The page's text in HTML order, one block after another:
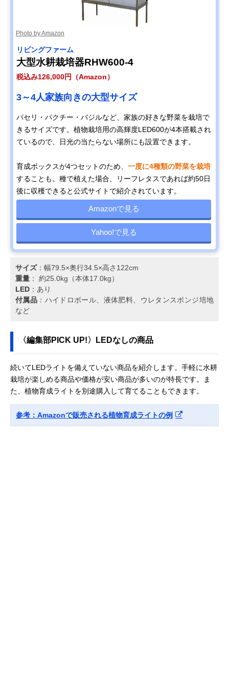
Photo by Amazon
リビングファーム
大型水耕栽培器RHW600-4
税込み126,000円（Amazon）
3～4人家族向きの大型サイズ
パセリ・パクチー・バジルなど、家族の好きな野菜を栽培で
きるサイズです。植物栽培用の高輝度LED600が4本搭載され
ているので、日光の当たらない場所にも設置できます。
育成ボックスが4つセットのため、 一度に4種類の野菜を栽培
することも。種で植えた場合、リーフレタスであれば約50日
後に収穫できると公式サイトで紹介されています。
Amazonで見る
Yahoo!で見る
サイズ：幅79.5×奥行34.5×高さ122cm
重量 ： 約25.0kg（本体17.0kg）
LED ：あり
付属品 ：ハイドロボール、液体肥料、ウレタンスポンジ培地
など
〈編集部PICK UP!〉LEDなしの商品
続いてLEDライトを備えていない商品を紹介します。手軽に水耕
栽培が楽しめる商品や価格が安い商品が多いのが特長です。ま
た、植物育成ライトを別途購入して育てることもできます。
参考：Amazonで販売される植物育成ライトの例